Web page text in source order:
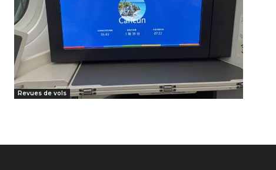
Revues de vols